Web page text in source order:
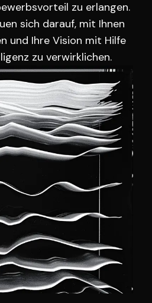
zu erlangen.
sich darauf, mit Ihnen
und Ihre Vision mit Hilfe
zu verwirklichen.